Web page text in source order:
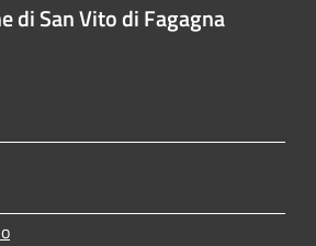
di San Vito di Fagagna